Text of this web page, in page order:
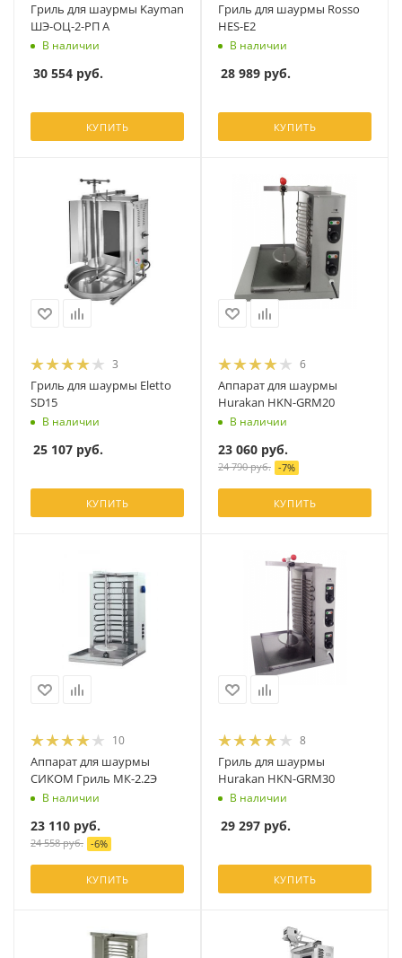
Гриль для шаурмы Kayman
ШЭ-ОЦ-2-РП А
В наличии
30 554 руб.
КУПИТЬ
Гриль для шаурмы Rosso
HES-E2
В наличии
28 989 руб.
КУПИТЬ
3
Гриль для шаурмы Eletto
SD15
В наличии
25 107 руб.
КУПИТЬ
6
Аппарат для шаурмы
Hurakan HKN-GRM20
В наличии
23 060 руб.
24 790руб. -7%
КУПИТЬ
10
Аппарат для шаурмы
СИКОМ Гриль МК-2.2Э
В наличии
23 110 руб.
24 558руб. -6%
КУПИТЬ
8
Гриль для шаурмы
Hurakan HKN-GRM30
В наличии
29 297 руб.
КУПИТЬ